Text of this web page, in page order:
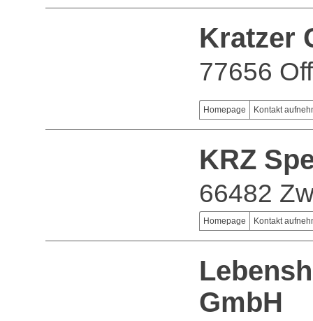
Kratzer
77656
Homepage Kontakt
KRZ
66482
Homepage Kontakt
GmbH